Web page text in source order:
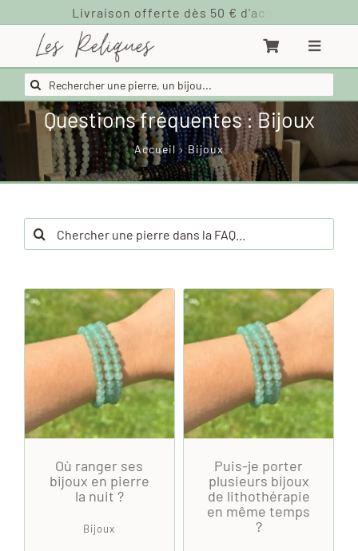
contenu
Rechercher:
Questions fréquentes : Bijoux
Accueil›Bijoux
Rechercher:
Où ranger ses
bijoux en pierre
la nuit ?
Bijoux
Puis-je porter
plusieurs bijoux
de lithothérapie
en même temps
?